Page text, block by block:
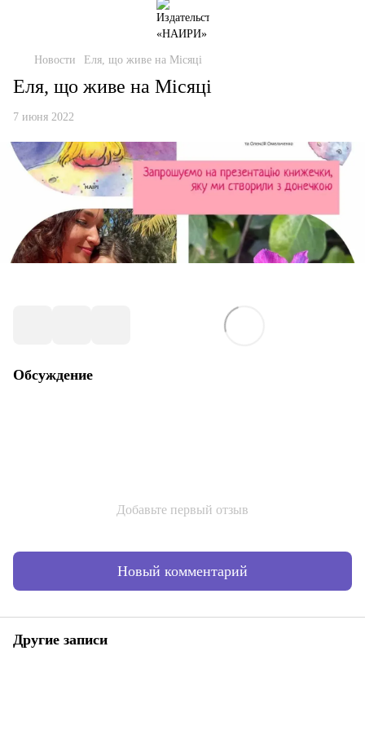
Новости Еля, що живе на Місяці
Еля, що живе на Місяці
7 июня 2022
Обсуждение
Добавьте первый отзыв
Новый комментарий
Другие записи